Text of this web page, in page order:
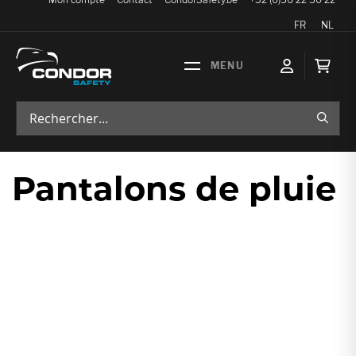
Langue
FR NL
Mon
Pantalons de pluie